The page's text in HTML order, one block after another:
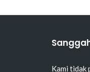
Kami tidak